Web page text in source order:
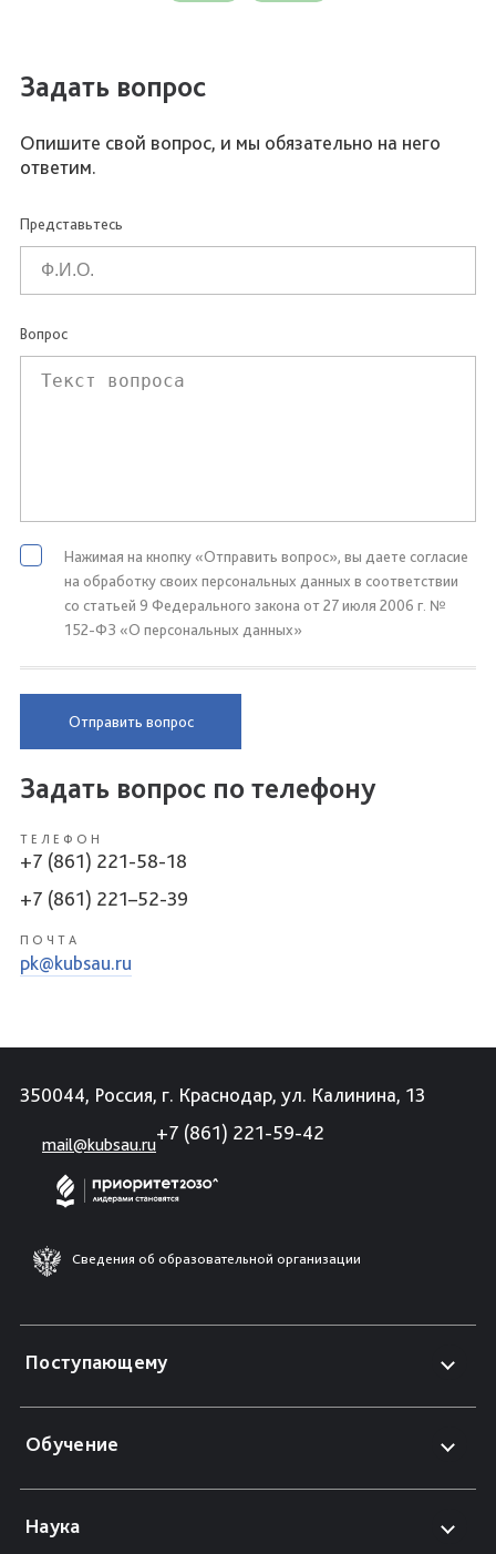
Задать вопрос
Опишите свой вопрос, и мы обязательно на него
ответим.
Представьтесь
Вопрос
Нажимая на кнопку «Отправить вопрос», вы даете согласие
на обработку своих персональных данных в соответствии
со статьей 9 Федерального закона от 27 июля 2006 г. №
152-ФЗ «О персональных данных»
Отправить вопрос
Задать вопрос по телефону
ТЕЛЕФОН
+7 (861) 221-58-18
+7 (861) 221–52-39
ПОЧТА
pk@kubsau.ru
350044, Россия, г. Краснодар, ул. Калинина, 13
mail@kubsau.ru
+7 (861) 221-59-42
Сведения об образовательной организации
Поступающему
Обучение
Наука